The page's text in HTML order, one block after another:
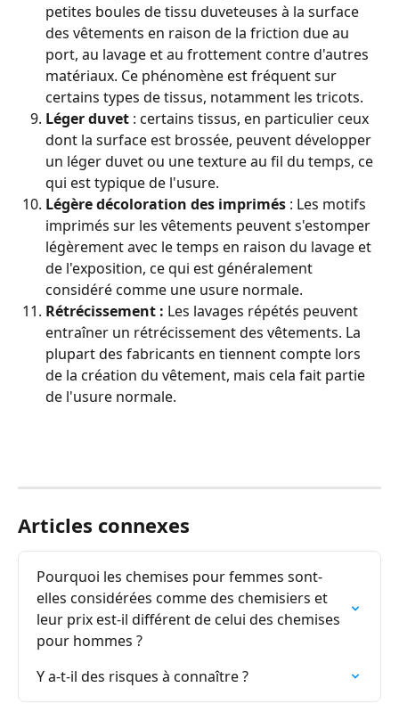
petites boules de tissu duveteuses à la surface
des vêtements en raison de la friction due au
port, au lavage et au frottement contre d'autres
matériaux. Ce phénomène est fréquent sur
certains types de tissus, notamment les tricots.
Léger duvet : certains tissus, en particulier ceux
dont la surface est brossée, peuvent développer
un léger duvet ou une texture au fil du temps, ce
qui est typique de l'usure.
Légère décoloration des imprimés : Les motifs
imprimés sur les vêtements peuvent s'estomper
légèrement avec le temps en raison du lavage et
de l'exposition, ce qui est généralement
considéré comme une usure normale.
Rétrécissement : Les lavages répétés peuvent
entraîner un rétrécissement des vêtements. La
plupart des fabricants en tiennent compte lors
de la création du vêtement, mais cela fait partie
de l'usure normale.
Articles connexes
Pourquoi les chemises pour femmes sont-
elles considérées comme des chemisiers et
leur prix est-il différent de celui des chemises
pour hommes ?
Y a-t-il des risques à connaître ?